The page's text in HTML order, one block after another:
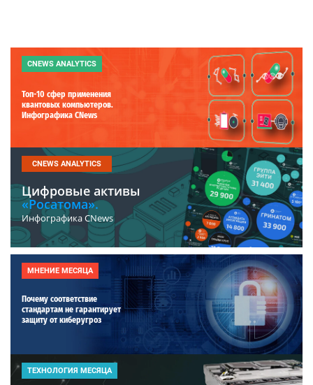
CNEWS ANALYTICS
Топ-10 сфер применения
квантовых компьютеров.
Инфографика CNews
CNEWS ANALYTICS
Цифровые активы
«Росатома».
Инфографика CNews
МНЕНИЕ МЕСЯЦА
Почему соответствие
стандартам не гарантирует
защиту от киберугроз
ТЕХНОЛОГИЯ МЕСЯЦА